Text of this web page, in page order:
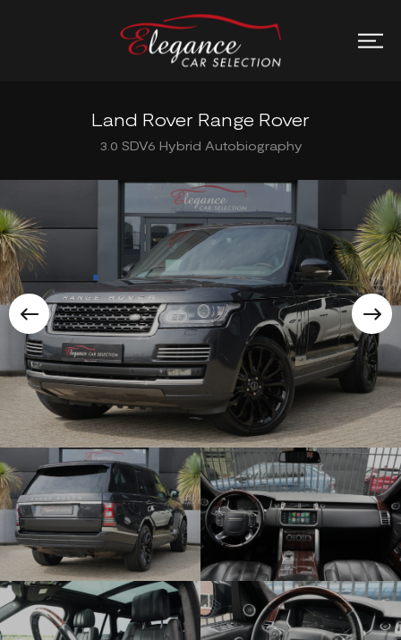
Land Rover Range Rover
3.0 SDV6 Hybrid Autobiography